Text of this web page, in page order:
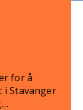
for å
Stavanger